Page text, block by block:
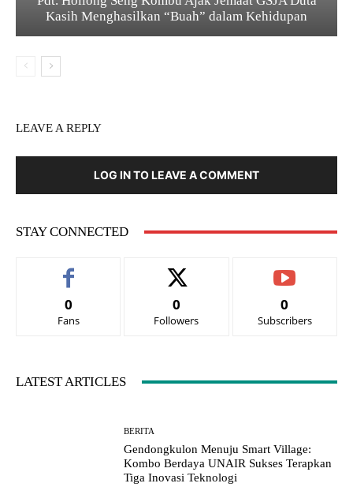
Kasih Menghasilkan “Buah” dalam Kehidupan
LEAVE A REPLY
LOG IN TO LEAVE A COMMENT
STAY CONNECTED
0
Fans
0
Followers
0
Subscribers
LATEST ARTICLES
BERITA
Gendongkulon Menuju Smart Village:
Kombo Berdaya UNAIR Sukses Terapkan
Tiga Inovasi Teknologi